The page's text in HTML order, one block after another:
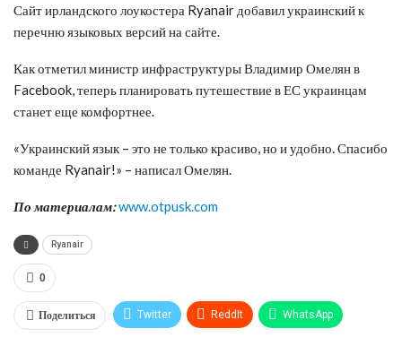
Сайт ирландского лоукостера Ryanair добавил украинский к
перечню языковых версий на сайте.
Как отметил министр инфраструктуры Владимир Омелян в
Facebook, теперь планировать путешествие в ЕС украинцам
станет еще комфортнее.
«Украинский язык – это не только красиво, но и удобно. Спасибо
команде Ryanair!» – написал Омелян.
По материалам:www.otpusk.com
Ryanair
0
Поделиться Twitter ReddIt WhatsApp